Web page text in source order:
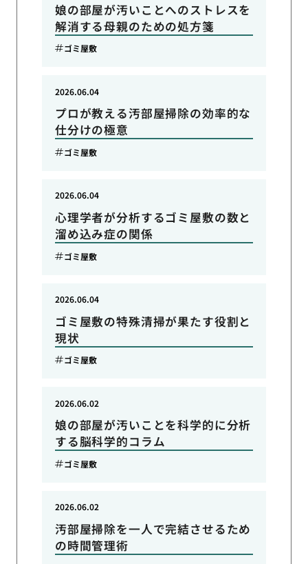
娘の部屋が汚いことへのストレスを
解消する母親のための処方箋
ゴミ屋敷
プロが教える汚部屋掃除の効率的な
仕分けの極意
2026.06.04
ゴミ屋敷
心理学者が分析するゴミ屋敷の数と
溜め込み症の関係
2026.06.04
ゴミ屋敷
ゴミ屋敷の特殊清掃が果たす役割と
現状
2026.06.04
ゴミ屋敷
娘の部屋が汚いことを科学的に分析
する脳科学的コラム
2026.06.02
ゴミ屋敷
汚部屋掃除を一人で完結させるため
の時間管理術
2026.06.02